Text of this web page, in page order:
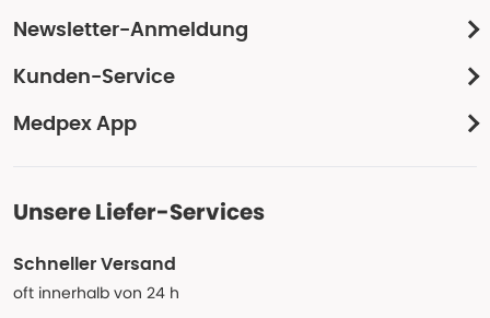
Newsletter-Anmeldung
Kunden-Service
Medpex App
Unsere Liefer-Services
Schneller Versand
oft innerhalb von 24 h